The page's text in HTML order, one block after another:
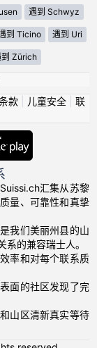
遇到 Schwyz
到 Ticino 遇到 Uri
到 Zürich
款| 儿童安全| 联
汇集从苏黎
量、可靠性和真挚
我们美丽州县的山
的兼容瑞士人。
率和对每个联系质
面的社区发现了完
山区清新真实等待